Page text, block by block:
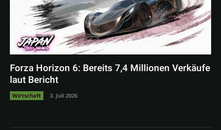
Forza Horizon 6: Bereits 7,4 Millionen Verkäufe
laut Bericht
Wirtschaft 3. Juli 2026